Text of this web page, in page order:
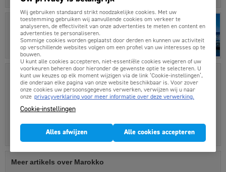
Hotelsin Essaouira
Geen reserveringskosten!
Boek nu je hotelkamer »
Luchthaven informatie Essaouira
Luchthaven(s): Essaouira Mogador Airport
Vluchtduur
: 3 1/2 uur (indien rechtstreeks)
Afstand tot de stad: 5 km
Meer artikels over Marokko
Wij gebruiken standaard strikt noodzakelijke cookies. Met uw
toestemming gebruiken wij aanvullende cookies om verkeer te
analyseren, de effectiviteit van onze advertenties te meten en content en
advertenties te personaliseren.
Sommige cookies worden geplaatst door derden en kunnen uw activiteit
op verschillende websites volgen om een profiel van uw interesses op te
bouwen.
U kunt alle cookies accepteren, niet-essentiële cookies weigeren of uw
voorkeuren beheren door hieronder de gewenste optie te selecteren. U
kunt uw keuzes op elk moment wijzigen via de link ‘Cookie-instellingen’,
die onderaan elke pagina van onze website beschikbaar is. Voor zover
onze cookies uw persoonsgegevens verwerken, verwijzen wij u naar
onze privacyverklaring voor meer informatie over deze verwerking.
Cookie-instellingen
Alles afwijzen Alle cookies accepteren